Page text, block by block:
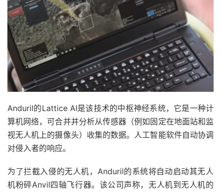
Anduril的Lattice AI是该技术的中枢神经系统，它是一种计
算机网络，可合并并分析从传感器（例如固定在地面站和监
视无人机上的摄像头）收集的数据。人工智能软件自动协调
对侵入者的响应。
为了拦截入侵的无人机，Anduril的系统将自动启动其无人
机粉碎Anvil四轴飞行器。该公司声称，无人机到无人机的